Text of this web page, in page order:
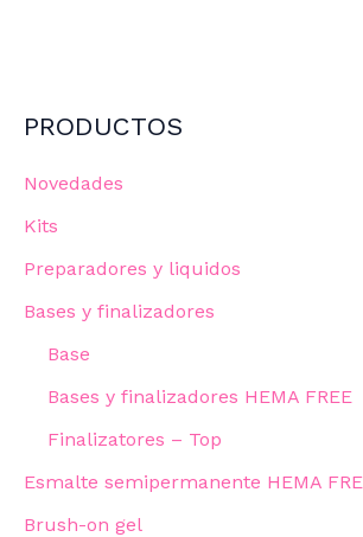
PRODUCTOS
Novedades
Kits
Preparadores y liquidos
Bases y finalizadores
Base
Bases y finalizadores HEMA FREE
Finalizatores – Top
Esmalte semipermanente HEMA
Brush-on gel